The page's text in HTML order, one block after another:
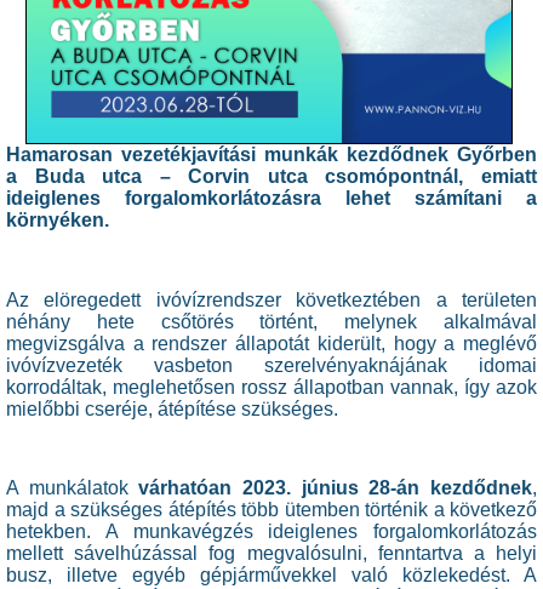
Hamarosan vezetékjavítási munkák kezdődnek Győrben
a Buda utca – Corvin utca csomópontnál, emiatt
ideiglenes forgalomkorlátozásra lehet számítani a
környéken.
Az elöregedett ivóvízrendszer következtében a területen
néhány hete csőtörés történt, melynek alkalmával
megvizsgálva a rendszer állapotát kiderült, hogy a meglévő
ivóvízvezeték vasbeton szerelvényaknájának idomai
korrodáltak, meglehetősen rossz állapotban vannak, így azok
mielőbbi cseréje, átépítése szükséges.
A munkálatokvárhatóan 2023. június 28-án kezdődnek,
majd a szükséges átépítés több ütemben történik a következő
hetekben. A munkavégzés ideiglenes forgalomkorlátozás
mellett sávelhúzással fog megvalósulni, fenntartva a helyi
busz, illetve egyéb gépjárművekkel való közlekedést. A